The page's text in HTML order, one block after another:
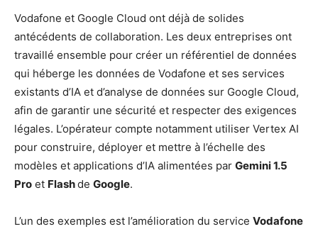
Vodafone et Google Cloud ont déjà de solides
antécédents de collaboration. Les deux entreprises ont
travaillé ensemble pour créer un référentiel de données
qui héberge les données de Vodafone et ses services
existants d’IA et d’analyse de données sur Google Cloud,
afin de garantir une sécurité et respecter des exigences
légales. L’opérateur compte notamment utiliser Vertex AI
pour construire, déployer et mettre à l’échelle des
modèles et applications d’IA alimentées par Gemini 1.5
Pro et Flashde Google.
L’un des exemples est l’amélioration du service Vodafone